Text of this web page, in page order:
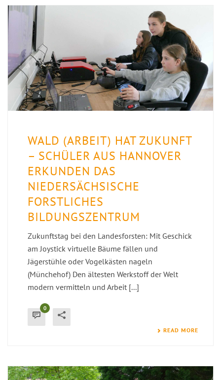
WALD (ARBEIT) HAT ZUKUNFT
– SCHÜLER AUS HANNOVER
ERKUNDEN DAS
NIEDERSÄCHSISCHE
FORSTLICHES
BILDUNGSZENTRUM
Zukunftstag bei den Landesforsten: Mit Geschick
am Joystick virtuelle Bäume fällen und
Jägerstühle oder Vogelkästen nageln
(Münchehof) Den ältesten Werkstoff der Welt
modern vermitteln und Arbeit [...]
0
READ MORE